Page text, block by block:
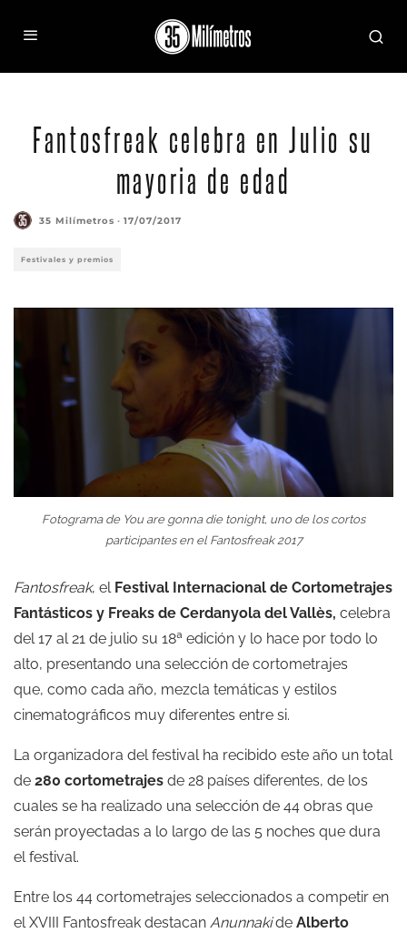
Fantosfreak celebra en Julio su
mayoria de edad
35 Milímetros · 17/07/2017
Festivales y premios
Fotograma de You are gonna die tonight, uno de los cortos
participantes en el Fantosfreak 2017
Fantosfreak, el Festival Internacional de Cortometrajes
Fantásticos y Freaks de Cerdanyola del Vallès, celebra
del 17 al 21 de julio su 18ª edición y lo hace por todo lo
alto, presentando una selección de cortometrajes
que, como cada año, mezcla temáticas y estilos
cinematográficos muy diferentes entre si.
La organizadora del festival ha recibido este año un total
de 280 cortometrajes de 28 países diferentes, de los
cuales se ha realizado una selección de 44 obras que
serán proyectadas a lo largo de las 5 noches que dura
el festival.
Entre los 44 cortometrajes seleccionados a competir en
el XVIII Fantosfreak destacan Anunnakide Alberto